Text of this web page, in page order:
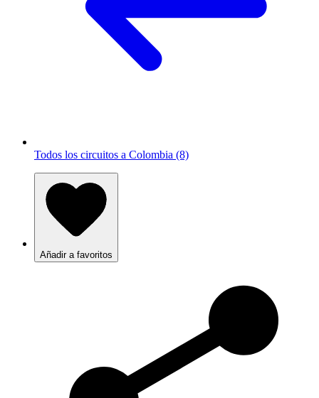
Todos los circuitos a Colombia (8)
Añadir a favoritos